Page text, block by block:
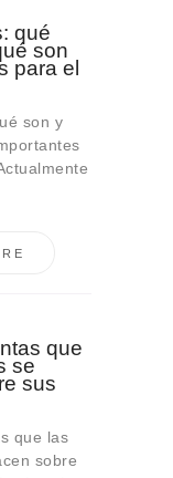
qué
son
para el
son y
que
se
sus
que las
sobre